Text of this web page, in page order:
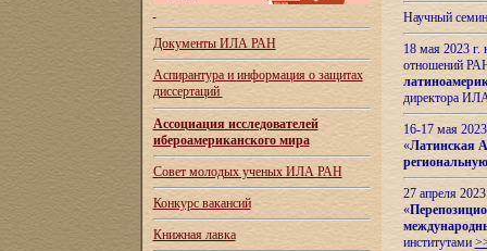
Документы ИЛА РАН
Аспирантура и информация о защитах
диссертаций
Ассоциация исследователей
ибероамериканского мира
Совет молодых ученых ИЛА РАН
Конкурс вакансий
Книжная лавка
Научный
18 мая 2023
отношений
директора
16-17 мая
«Латинская
27 апреля
«
институтами